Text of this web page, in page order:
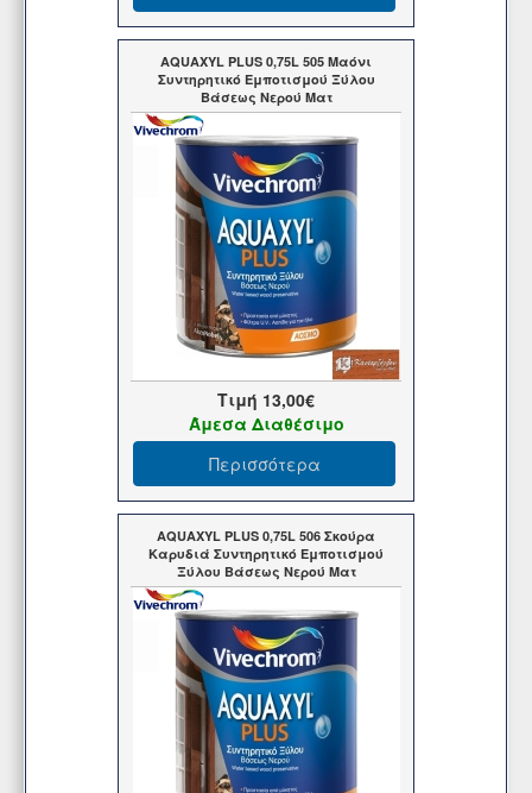
AQUAXYL PLUS 0,75L 505 Μαόνι
Συντηρητικό Εμποτισμού Ξύλου
Βάσεως Νερού Ματ
Τιμή 13,00€
Άμεσα Διαθέσιμο
Περισσότερα
AQUAXYL PLUS 0,75L 506 Σκούρα
Καρυδιά Συντηρητικό Εμποτισμού
Ξύλου Βάσεως Νερού Ματ